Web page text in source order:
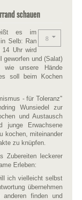
schauen
es im
Selb: Ran
Uhr wird
geworfen und (Salat)
wie unsere Hände
soll beim Kochen
- für Toleranz"
Wunsiedel zur
und Austausch
junge Erwachsene
kochen, miteinander
zu knüpfen.
Zubereiten leckerer
Erleben:
ich vielleicht selbst
übernehmen
anderen finden und